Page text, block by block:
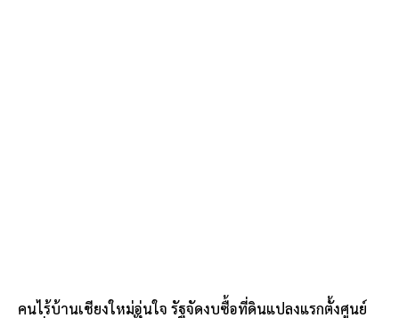
คนไร้บ้านเชียงใหม่อุ่นใจ รัฐจัดงบซื้อที่ดินแปลงแรกตั้งศูนย์